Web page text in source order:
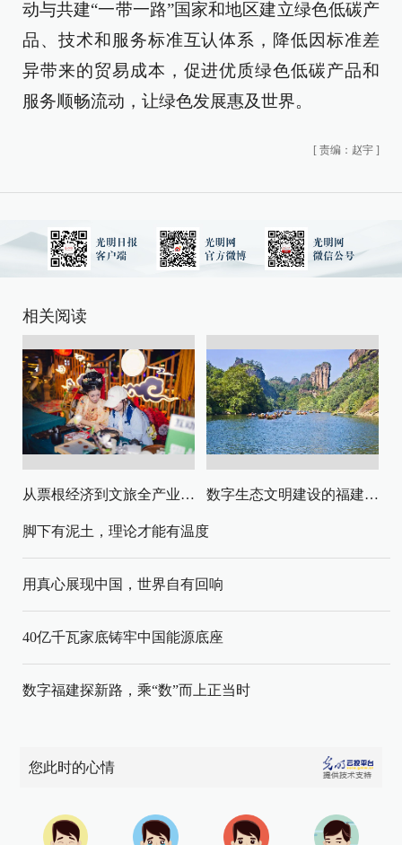
动与共建“一带一路”国家和地区建立绿色低碳产
品、技术和服务标准互认体系，降低因标准差
异带来的贸易成本，促进优质绿色低碳产品和
服务顺畅流动，让绿色发展惠及世界。
[ 责编：赵宇 ]
相关阅读
从票根经济到文旅全产业链升级 数字生态文明建设的福建路径与启示
脚下有泥土，理论才能有温度
用真心展现中国，世界自有回响
40亿千瓦家底铸牢中国能源底座
数字福建探新路，乘“数”而上正当时
您此时的心情